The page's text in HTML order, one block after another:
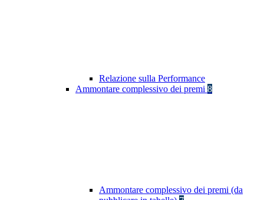
Relazione sulla Performance
Ammontare complessivo dei premi 8
Ammontare complessivo dei premi (da